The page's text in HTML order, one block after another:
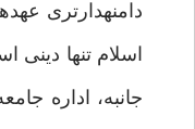
دامنه‏دارترى
اسلام تنها
جانبه، اداره